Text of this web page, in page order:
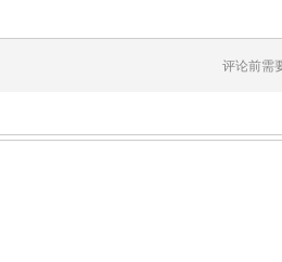
评论前需